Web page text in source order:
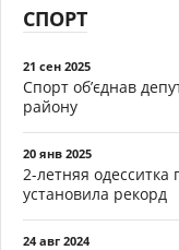
СПОРТ
21 сен 2025
Спорт об’єднав
району
20 янв 2025
2-летняя
установила рекорд
24 авг 2024